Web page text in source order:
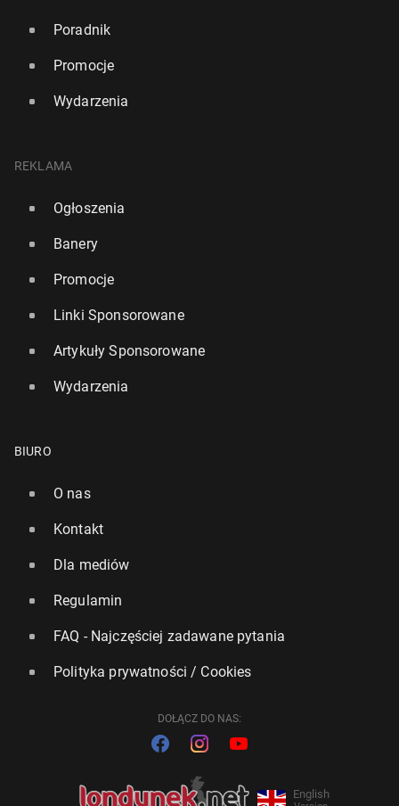
Poradnik
Promocje
Wydarzenia
REKLAMA
Ogłoszenia
Banery
Promocje
Linki Sponsorowane
Artykuły Sponsorowane
Wydarzenia
BIURO
O nas
Kontakt
Dla mediów
Regulamin
FAQ - Najczęściej zadawane pytania
Polityka prywatności / Cookies
DOŁĄCZ DO NAS:
English